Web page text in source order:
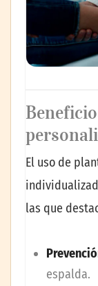
El uso de
las que
espalda.